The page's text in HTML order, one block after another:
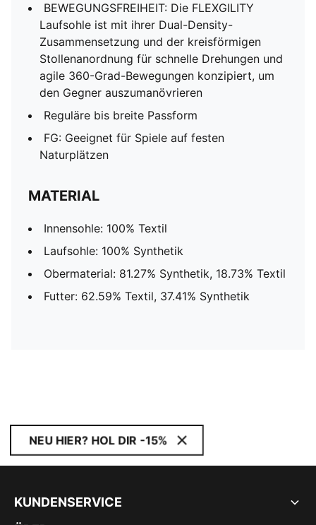
BEWEGUNGSFREIHEIT: Die FLEXGILITY
Laufsohle ist mit ihrer Dual-Density-
Zusammensetzung und der kreisförmigen
Stollenanordnung für schnelle Drehungen und
agile 360-Grad-Bewegungen konzipiert, um
den Gegner auszumanövrieren
Reguläre bis breite Passform
FG: Geeignet für Spiele auf festen
Naturplätzen
MATERIAL
Innensohle: 100% Textil
Laufsohle: 100% Synthetik
Obermaterial: 81.27% Synthetik, 18.73% Textil
Futter: 62.59% Textil, 37.41% Synthetik
NEU HIER? HOL DIR -15%
KUNDENSERVICE